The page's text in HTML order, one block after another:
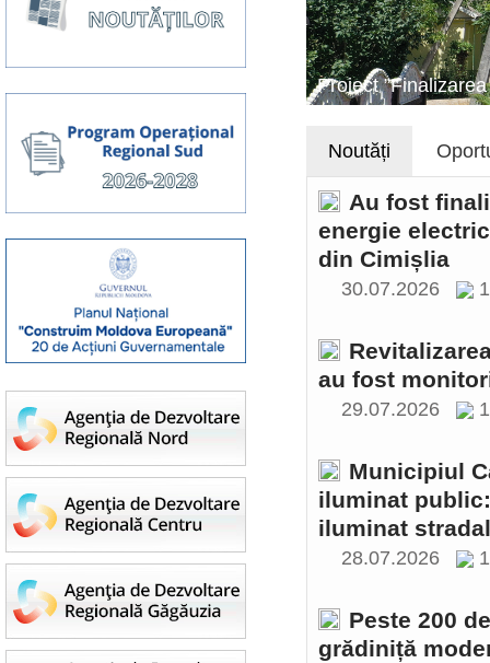
Proiect
Noutăți
Au fost
energie
din Cimișlia
30.07.2026
au fost
29.07.2026
Municipiul
iluminat
iluminat
28.07.2026
Peste 200
grădiniță